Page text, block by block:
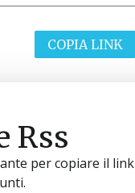
COPIA LINK
Rss
per copiare il link